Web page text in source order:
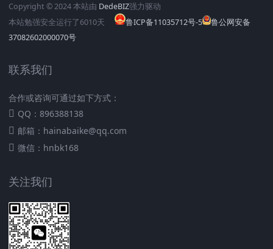
Copyright © 2024 本站由 DedeBIZ强力驱动
本站勉强安全运行了6010天 鲁ICP备11035712号-5
鲁公网安备
37082602000070号
联系我们
合作或咨询可通过如下方式：
QQ：896388138
邮箱：hainabaike@qq.com
微信：hnbk168
关注我们